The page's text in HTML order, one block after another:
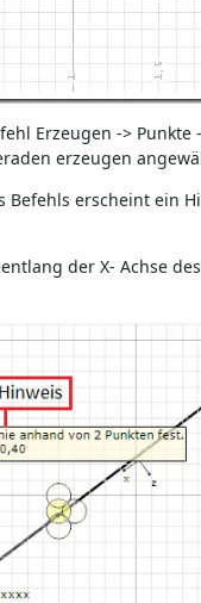
Erzeugen -> Punkte
erzeugen
Befehls erscheint ein
der X- Achse